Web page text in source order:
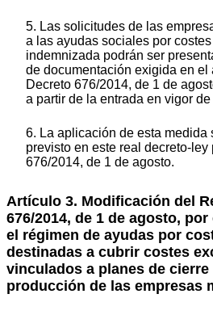
5. Las solicitudes de las
a las ayudas sociales por
indemnizada podrán ser
de documentación exigida en el
Decreto 676/2014, de 1 de
a partir de la entrada en vigor
6. La aplicación de esta medida
previsto en este real decreto-
676/2014, de 1 de agosto.
Artículo 3. Modificación del
676/2014, de 1 de agosto,
el régimen de ayudas por
destinadas a cubrir costes
vinculados a planes de
producción de las empresas